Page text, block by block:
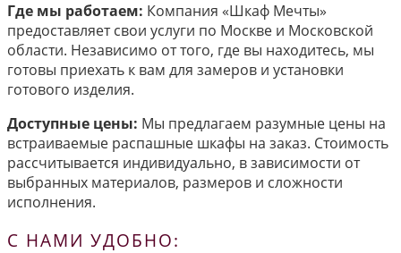
Где мы работаем: Компания «Шкаф Мечты»
предоставляет свои услуги по Москве и Московской
области. Независимо от того, где вы находитесь, мы
готовы приехать к вам для замеров и установки
готового изделия.
Доступные цены: Мы предлагаем разумные цены на
встраиваемые распашные шкафы на заказ. Стоимость
рассчитывается индивидуально, в зависимости от
выбранных материалов, размеров и сложности
исполнения.
С НАМИ УДОБНО: